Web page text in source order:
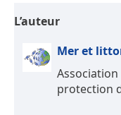
L’auteur
Mer et
protection